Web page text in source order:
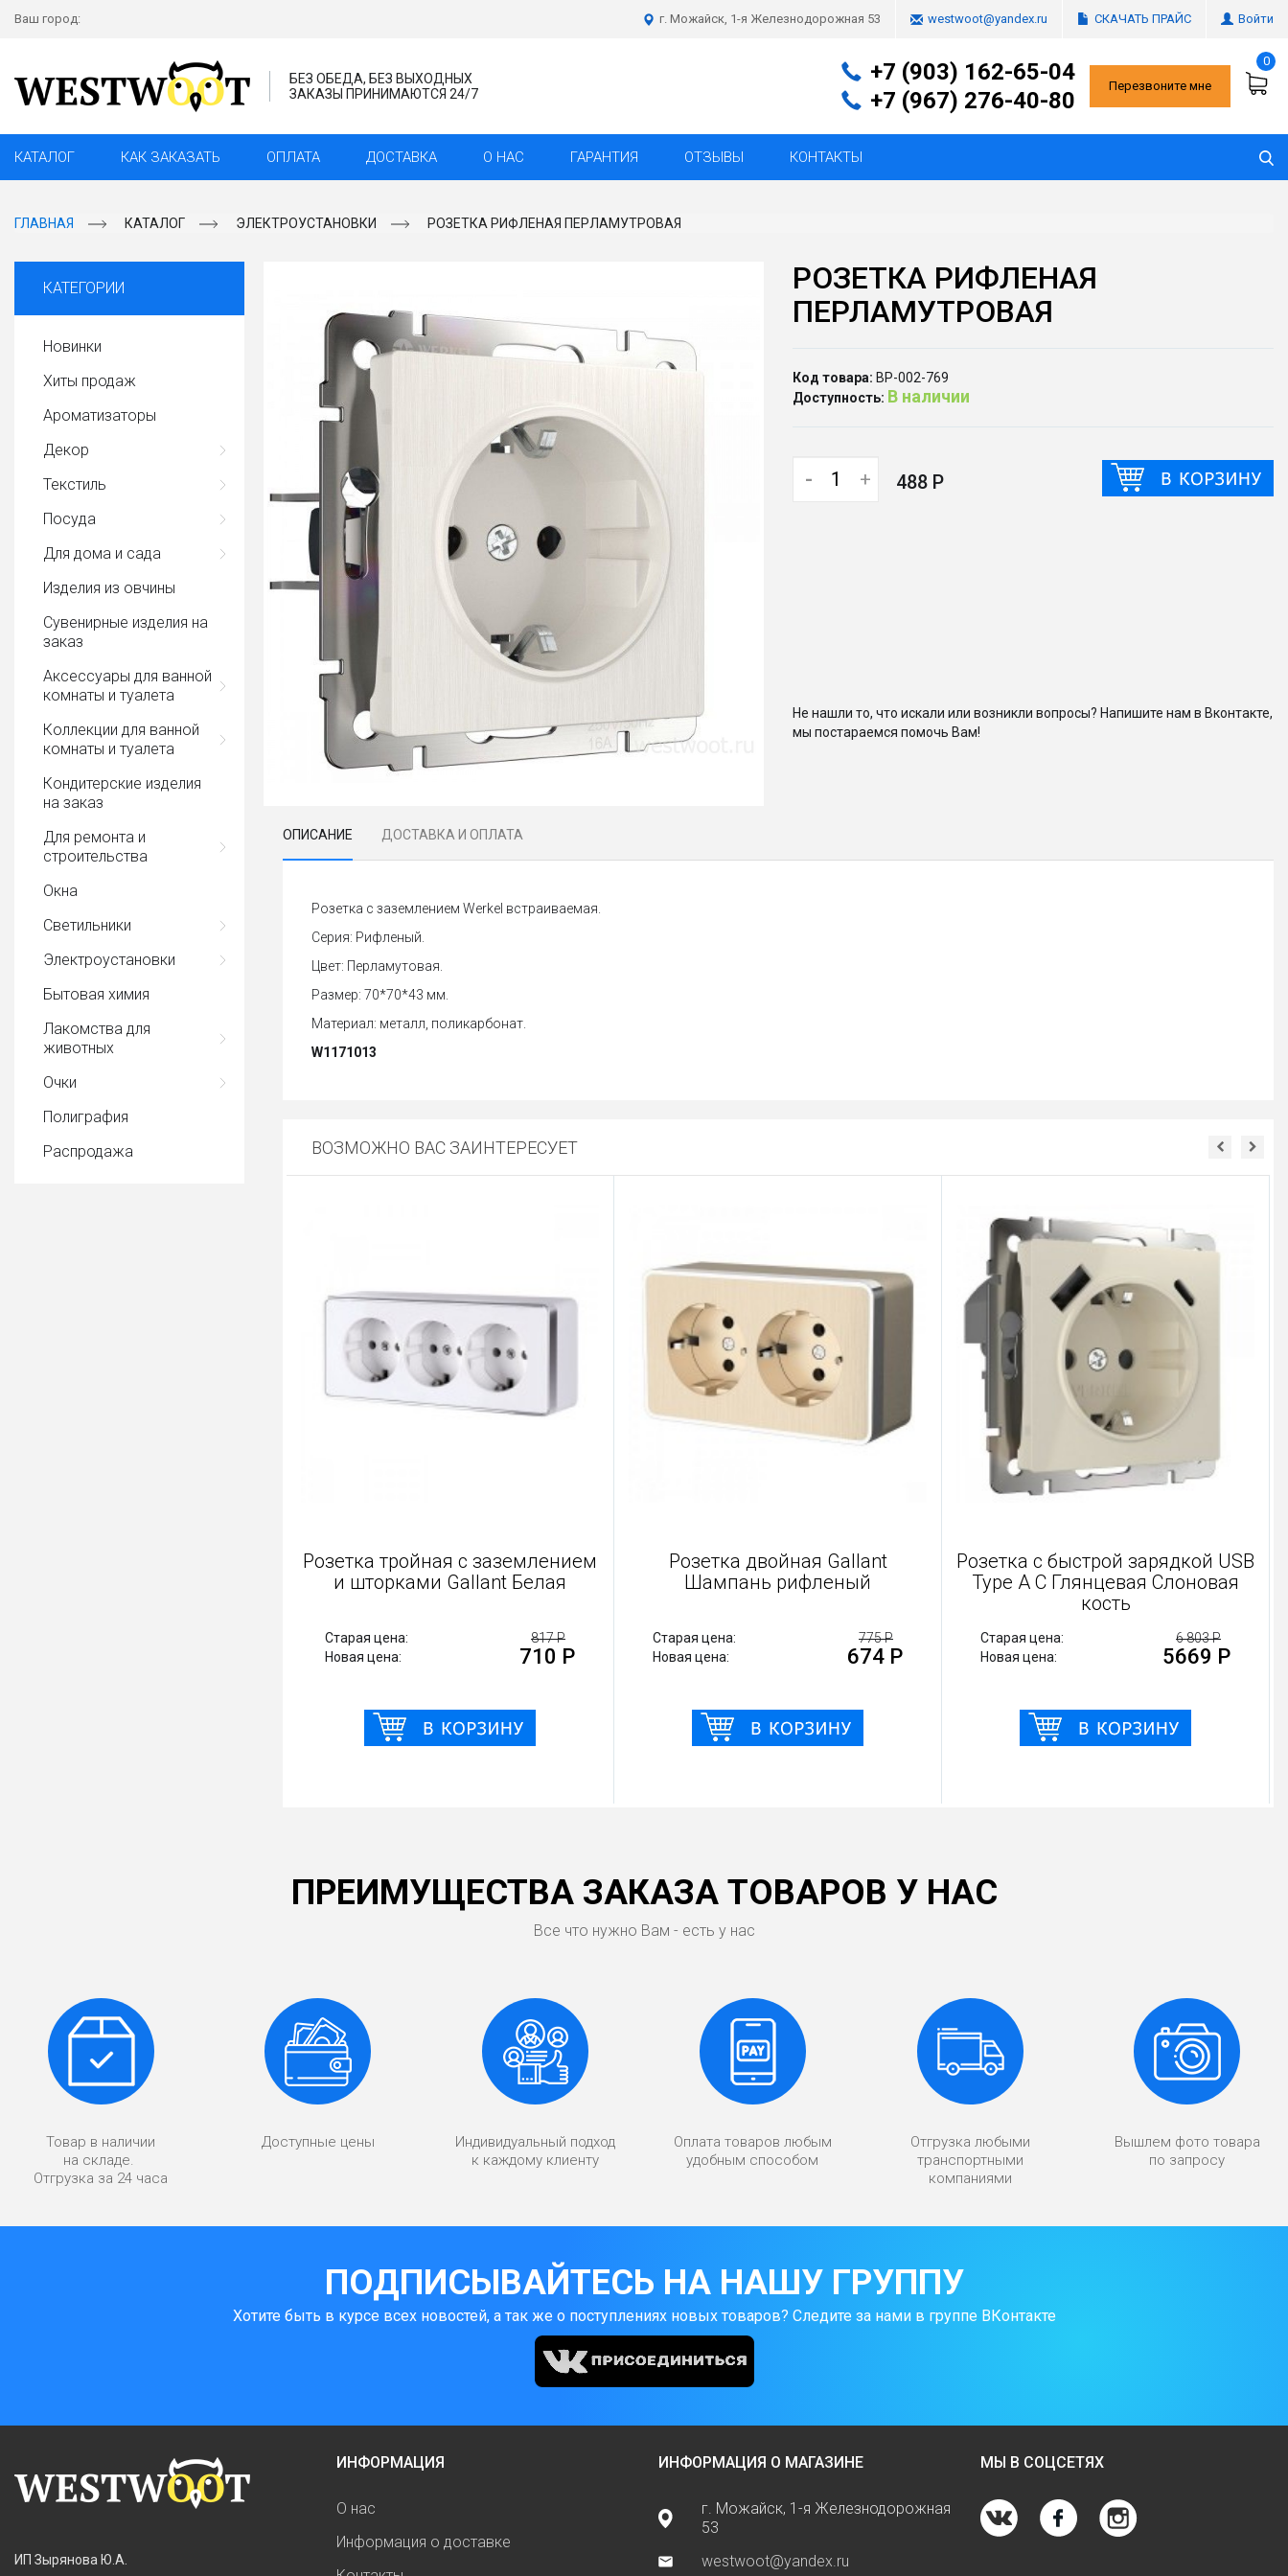
Ваш город: г. Можайск, 1-я Железнодорожная 53 westwoot@yandex.ru СКАЧАТЬ ПРАЙС Войти
БЕЗ ОБЕДА, БЕЗ ВЫХОДНЫХ
ЗАКАЗЫ ПРИНИМАЮТСЯ 24/7
+7 (903) 162-65-04
+7 (967) 276-40-80
Перезвоните мне
0
КАТАЛОГ КАК ЗАКАЗАТЬ ОПЛАТА ДОСТАВКА О НАС ГАРАНТИЯ ОТЗЫВЫ КОНТАКТЫ
ГЛАВНАЯ КАТАЛОГ ЭЛЕКТРОУСТАНОВКИ РОЗЕТКА РИФЛЕНАЯ ПЕРЛАМУТРОВАЯ
КАТЕГОРИИ
Новинки
Хиты продаж
Ароматизаторы
Декор
Текстиль
Посуда
Для дома и сада
Изделия из овчины
Сувенирные изделия на
заказ
Аксессуары для ванной
комнаты и туалета
Коллекции для ванной
комнаты и туалета
Кондитерские изделия
на заказ
Для ремонта и
строительства
Окна
Светильники
Электроустановки
Бытовая химия
Лакомства для
животных
Очки
Полиграфия
Распродажа
РОЗЕТКА РИФЛЕНАЯ
ПЕРЛАМУТРОВАЯ
Код товара: ВР-002-769
Доступность: В наличии
- + 488 Р
Не нашли то, что искали или возникли вопросы? Напишите нам в Вконтакте,
мы постараемся помочь Вам!
ОПИСАНИЕ ДОСТАВКА И ОПЛАТА
Розетка с заземлением Werkel встраиваемая.
Серия: Рифленый.
Цвет: Перламутовая.
Размер: 70*70*43 мм.
Материал: металл, поликарбонат.
W1171013
ВОЗМОЖНО ВАС ЗАИНТЕРЕСУЕТ
Розетка влагозащищенная с
Розетка тройная с заземлением
и шторками Gallant Белая
Старая цена:
Новая цена:
Розетка двойная Gallant
Шампань рифленый
Старая цена:
Новая цена:
Розетка с быстрой
Type A C Глянцевая
Старая цена:
Новая цена:
ПРЕИМУЩЕСТВА ЗАКАЗА ТОВАРОВ У НАС
Все что нужно Вам - есть у нас
Товар в наличии
на складе.
Отгрузка за 24 часа
Доступные цены
Индивидуальный подход
к каждому клиенту
Оплата товаров любым
удобным способом
Отгрузка любыми
транспортными
компаниями
Вышлем фото товара
по запросу
ПОДПИСЫВАЙТЕСЬ НА НАШУ ГРУППУ
Хотите быть в курсе всех новостей, а так же о поступлениях новых товаров? Следите за нами в группе ВКонтакте
ИП Зырянова Ю.А.
ИНФОРМАЦИЯ
О нас
Информация о доставке
ИНФОРМАЦИЯ О МАГАЗИНЕ
г. Можайск, 1-я Железнодорожная
53
westwoot@yandex.ru
МЫ В СОЦСЕТЯХ